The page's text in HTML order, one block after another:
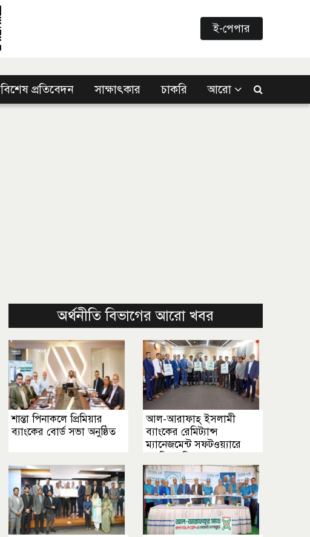
ই-পেপার
বিশেষ প্রতিবেদন সাক্ষাৎকার চাকরি আরো
অর্থনীতি বিভাগের আরো খবর
শান্তা পিনাকলে প্রিমিয়ার
ব্যাংকের বোর্ড সভা অনুষ্ঠিত
আল-আরাফাহ্ ইসলামী
ব্যাংকের রেমিট্যান্স
ম্যানেজমেন্ট সফটওয়্যারে